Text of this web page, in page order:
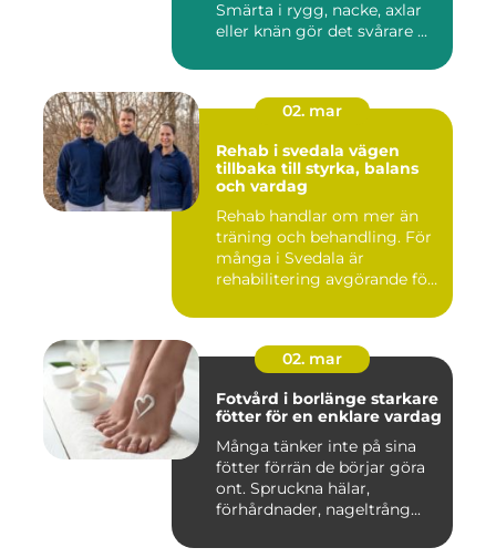
Smärta i rygg, nacke, axlar
eller knän gör det svårare ...
02. mar
Rehab i svedala vägen
tillbaka till styrka, balans
och vardag
Rehab handlar om mer än
träning och behandling. För
många i Svedala är
rehabilitering avgörande för
02. mar
Fotvård i borlänge starkare
fötter för en enklare vardag
Många tänker inte på sina
fötter förrän de börjar göra
ont. Spruckna hälar,
förhårdnader, nageltrång...